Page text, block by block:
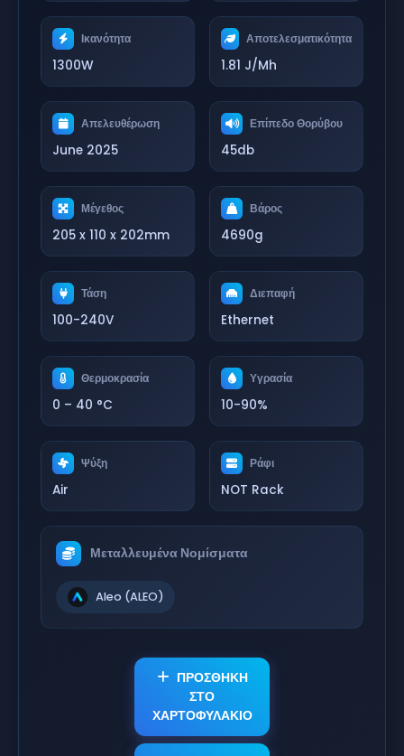
Ικανότητα
1300W
Αποτελεσματικότητα
1.81 J/Mh
Απελευθέρωση
June 2025
Επίπεδο Θορύβου
45db
Μέγεθος
205 x 110 x 202mm
Βάρος
4690g
Τάση
100-240V
Διεπαφή
Ethernet
Θερμοκρασία
0 – 40 °C
Υγρασία
10-90%
Ψύξη
Air
Ράφι
NOT Rack
Μεταλλευμένα Νομίσματα
Aleo (ALEO)
ΠΡΟΣΘΗΚΗ
ΣΤΟ
ΧΑΡΤΟΦΥΛΑΚΙΟ